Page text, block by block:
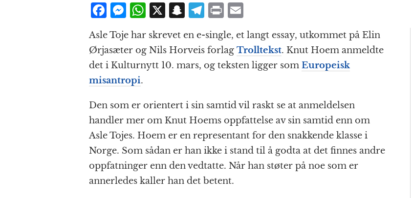
F
a
c
e
b
o
o
k
M
e
ss
e
n
g
e
r
W
h
at
s
A
p
X S
a
p
c
at
T
el
e
g
r
m
P
ri
n
t
m
ai
l
Asle Toje har skrevet en e-single, et langt essay, utkommet på Elin
Ørjasæter og Nils Horveis forlag Trolltekst. Knut Hoem anmeldte
det i Kulturnytt 10. mars, og teksten ligger som Europeisk
misantropi.
Den som er orientert i sin samtid vil raskt se at anmeldelsen
handler mer om Knut Hoems oppfattelse av sin samtid enn om
Asle Tojes. Hoem er en representant for den snakkende klasse i
Norge. Som sådan er han ikke i stand til å godta at det finnes andre
oppfatninger enn den vedtatte. Når han støter på noe som er
annerledes kaller han det betent.